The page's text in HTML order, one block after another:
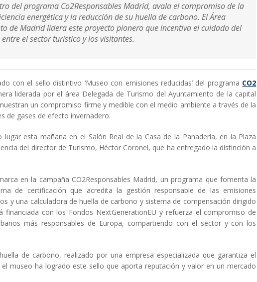
del programa Co2Responsables Madrid, avala el compromiso de la
energética y la reducción de su huella de carbono. El Área
de Madrid lidera este proyecto pionero que incentiva el cuidado del
el sector turístico y los visitantes.
con el sello distintivo ‘Museo con emisiones reducidas’ del programa CO2
liderada por el área Delegada de Turismo del Ayuntamiento de la capital
un compromiso firme y medible con el medio ambiente a través de la
de gases de efecto invernadero.
esta mañana en el Salón Real de la Casa de la Panadería, en la Plaza
del director de Turismo, Héctor Coronel, que ha entregado la distinción a
en la campaña CO2Responsables Madrid, un programa que fomenta la
de certificación que acredita la gestión responsable de las emisiones
y una calculadora de huella de carbono y sistema de compensación dirigido
financiada con los Fondos NextGenerationEU y refuerza el compromiso de
más responsables de Europa, compartiendo con el sector y con los
de carbono, realizado por una empresa especializada que garantiza el
museo ha logrado este sello que aporta reputación y valor en un mercado